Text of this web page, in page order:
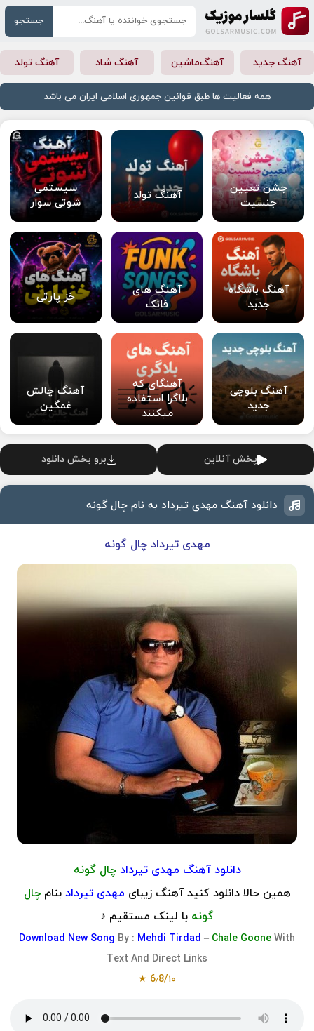
جستجو
آهنگ جدید آهنگ‌ماشین آهنگ شاد آهنگ تولد
همه فعالیت ها طبق قوانین جمهوری اسلامی ایران می باشد
جشن تعیین
جنسیت
آهنگ تولد
سیستمی
شوتی سوار
آهنگ باشگاه
جدید
آهنگ های
فانک
خز پارتی
آهنگ بلوچی
جدید
آهنگای که
بلاگرا استفاده
میکنند
آهنگ چالش
غمگین
پخش آنلاین برو بخش دانلود
دانلود آهنگ مهدی تیرداد به نام چال گونه
مهدی تیرداد چال گونه
دانلود آهنگ مهدی تیرداد چال گونه
همین حالا دانلود کنید آهنگ زیبای مهدی تیردادبنامچال
گونه با لینک مستقیم ♪
Download New Song By : Mehdi Tirdad – Chale Goone With
Text And Direct Links
6٫8/۱۰ ★